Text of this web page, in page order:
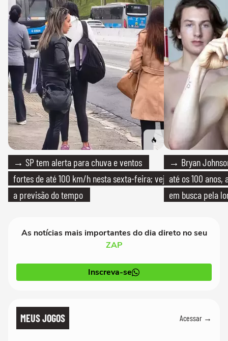
→ SP tem alerta para chuva e ventos
fortes de até 100 km/h nesta sexta-feira; veja
a previsão do tempo
→ Bryan
até os 100
em busca pela
As notícias mais importantes do dia direto no seu
ZAP
Inscreva-se
MEUS JOGOS Acessar →